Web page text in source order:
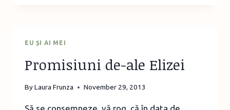
LA
ZURLI
EU ȘI AI MEI
Promisiuni de-ale Elizei
ByLaura Frunza November 29, 2013